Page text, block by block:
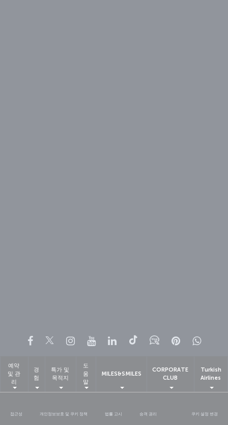
페이스북
트위터인스타그램
유튜브링크드인
틱톡블로그Pinterest
예약
및 관
리
경
험
특가 및
목적지
도
움
말
MILES&SMILES
CORPORATE
CLUB
Turkish
Airlines
접근성 개인정보보호 및 쿠키 정책 법률 고시 승객 권리 쿠키 설정 변경